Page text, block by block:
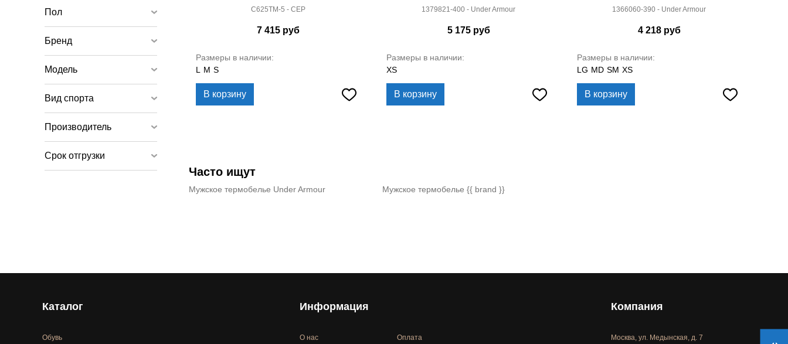
Пол
Бренд
Модель
Вид спорта
Производитель
Срок отгрузки
C625TM-5 - CEP
7 415руб
Размеры в наличии:
L
M S
В корзину
1379821-400 - Under Armour
5 175руб
Размеры в наличии:
XS
В корзину
1366060-390 - Under Armour
4 218руб
Размеры в наличии:
LG MD SM XS
В корзину
Часто ищут
Мужское термобелье Under Armour Мужское термобелье {{ brand }}
Каталог
Обувь
Информация
О нас Оплата
Компания
Москва, ул. Медынская, д. 7